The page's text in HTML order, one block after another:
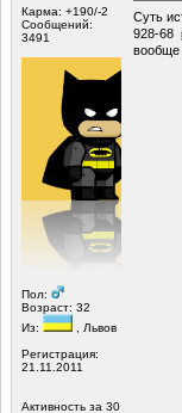
Карма: +190/-2
Сообщений:
3491
Пол:
Возраст: 32
Из:
, Львов
Регистрация:
21.11.2011
Активность за 30
Суть
928-68
вообще